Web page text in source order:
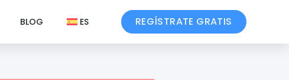
BLOG ES REGÍSTRATE GRATIS